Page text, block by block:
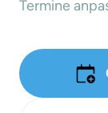
Termine